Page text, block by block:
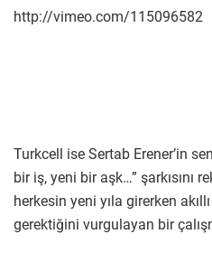
http://vimeo.com/115096582
Turkcell ise Sertab Erener’in
bir iş, yeni bir aşk…” şarkısını
herkesin yeni yıla girerken
gerektiğini vurgulayan bir